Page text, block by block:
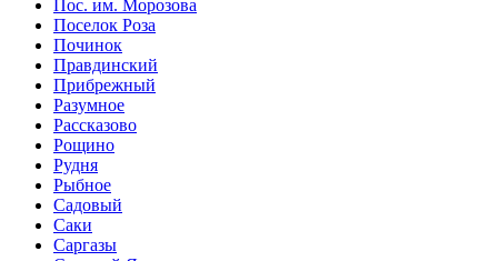
Пос. им. Морозова
Поселок Роза
Починок
Правдинский
Прибрежный
Разумное
Рассказово
Рощино
Рудня
Рыбное
Садовый
Саки
Саргазы